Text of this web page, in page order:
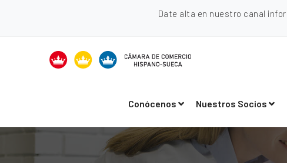
Date alta en nuestro canal
Conócenos Nuestros Socios